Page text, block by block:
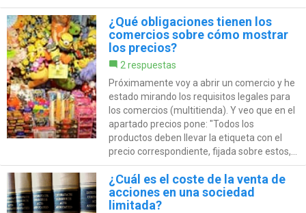
¿Qué obligaciones tienen los
comercios sobre cómo mostrar
los precios?
2 respuestas
Próximamente voy a abrir un comercio y he
estado mirando los requisitos legales para
los comercios (multitienda). Y veo que en el
apartado precios pone: "Todos los
productos deben llevar la etiqueta con el
precio correspondiente, fijada sobre estos,...
¿Cuál es el coste de la venta de
acciones en una sociedad
limitada?